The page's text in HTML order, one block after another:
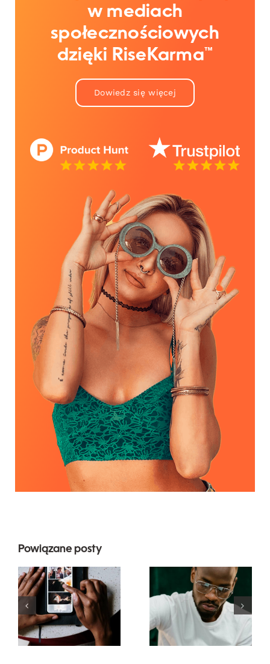
w mediach
społecznościowych
dzięki RiseKarma™
Dowiedz się więcej
Powiązane posty
Najlepsze
aplikacje do
animacji
zdjęć na
angażujące
posty na
Top 17
wskazówek
dotyczących
zrozumienia
algorytmu